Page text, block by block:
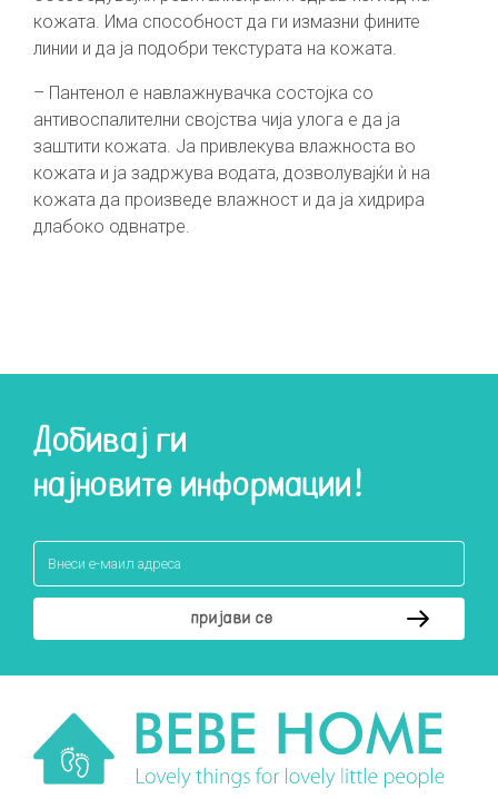
кожата. Има способност да ги измазни фините
линии и да ја подобри текстурата на кожата.
– Пантенол е навлажнувачка состојка со
антивоспалителни својства чија улога е да ја
заштити кожата. Ја привлекува влажноста во
кожата и ја задржува водата, дозволувајќи ѝ на
кожата да произведе влажност и да ја хидрира
длабоко одвнатре.
Добивај ги
најновите информации!